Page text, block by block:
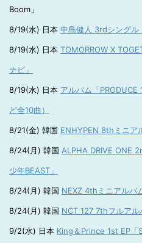
Boom」
8/19(水) 日本 中島健人 3rdシングル
8/19(水) 日本 TOMORROW X
ナビ」
8/19(水) 日本 アルバム「
ど全10曲）
8/21(金) 韓国 ENHYPEN 8thミニア
8/24(月) 韓国 ALPHA DRIVE ONE
少年BEAST」
8/24(月) 韓国 NEXZ 4thミニアルバ
8/24(月) 韓国 NCT 127 7thフルアル
9/2(水) 日本 King＆Prince 1st EP「